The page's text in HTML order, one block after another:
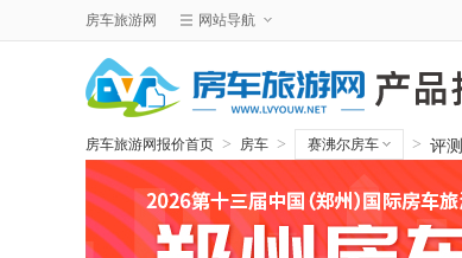
房车旅游网 网站导航
房车旅游网报价首页 > 房车 > 赛沸尔房车 > 评